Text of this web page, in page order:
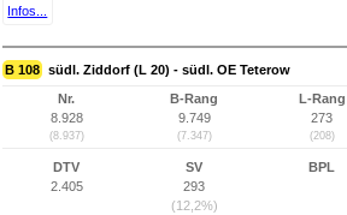
Infos...
B 108 südl. Ziddorf (L 20) - südl. OE Teterow
Nr.
8.928
(8.937)
B-Rang
9.749
(7.347)
L-Rang
273
(208)
DTV
2.405
SV
293
(12,2%)
BPL